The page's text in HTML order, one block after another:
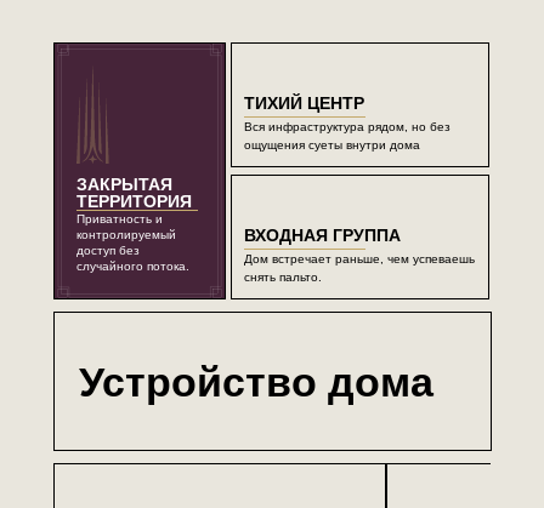
ЗАКРЫТАЯ
ТЕРРИТОРИЯ
Приватность и
контролируемый
доступ без
случайного потока.
ТИХИЙ ЦЕНТР
Вся инфраструктура рядом, но без
ощущения суеты внутри дома
ТИХИЙ ЦЕНТР
Вся инфраструктура рядом, но без
ВХОДНАЯ ГРУППА
Дом встречает раньше, чем успеваешь
снять пальто.
ВХОДНАЯ ГРУППА
Дом встречает раньше, чем
Устройство дома